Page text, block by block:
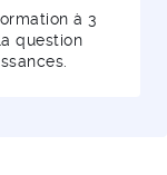
à 3
question